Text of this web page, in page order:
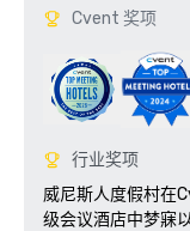
Cvent 奖项
行业奖项
威尼斯人度假村在
级会议酒店中梦寐